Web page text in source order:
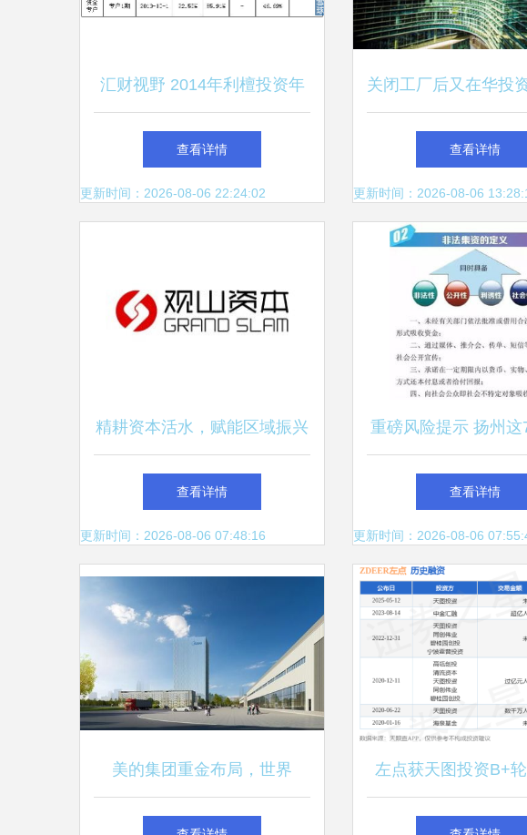
汇财视野 2014年利檀投资年
度盘点——私募基金布局与稳
健收益
查看详情
更新时间：2026-08-06 22:24:02
关闭工厂后又在华投
能称霸世界，为何选
子”？——浅谈跨国公
国投资策略
查看详情
更新时间：2026-08-06
精耕资本活水，赋能区域振兴
——河北观山投资管理的稳健
践行之路
查看详情
更新时间：2026-08-06 07:48:16
重磅风险提示 扬州这
管理公司上榜，其中
一家
查看详情
更新时间：2026-08-06
美的集团重金布局，世界
级“灯塔工厂”即将点亮顺德杏
左点获天图投资B+轮
智能健康赛道再添发